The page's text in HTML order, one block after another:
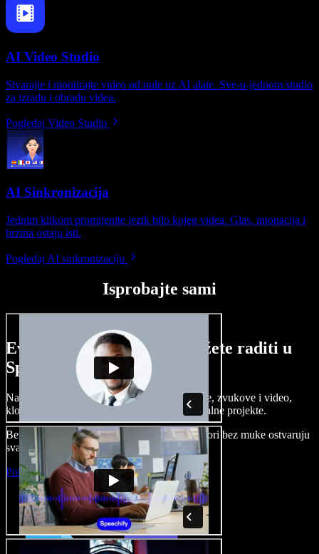
AI Video Studio
Stvarajte i montirajte video od nule uz AI alate. Sve-u-jednom studio
za izradu i obradu videa.
Pogledaj Video Studio
AI Sinkronizacija
Jednim klikom promijenite jezik bilo kojeg videa. Glas, intonacija i
brzina ostaju isti.
Pogledaj AI sinkronizaciju
Isprobajte sami
Evo malog pregleda što možete raditi u
Speechify Studiju.
Napravite voice overe, dodajte besplatne slike, zvukove i video,
klonirajte svoj glas i složite sjajne audio-vizualne projekte.
Bez učenja i sve dostupno u pregledniku, autori bez muke ostvaruju
svaku kreativnu ideju.
Pokreni Studio